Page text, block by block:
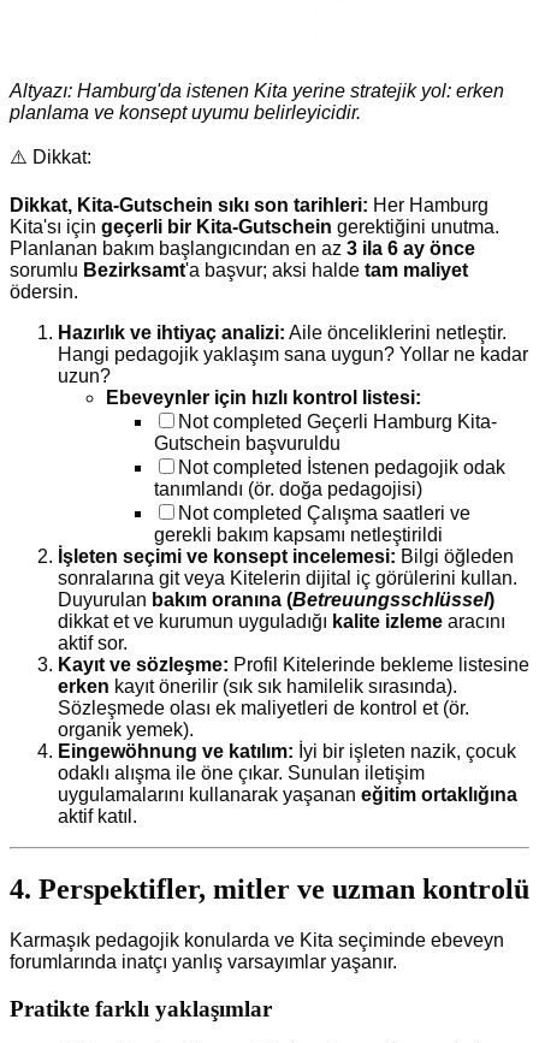
Altyazı: Hamburg'da istenen Kita yerine stratejik yol: erken
planlama ve konsept uyumu belirleyicidir.
⚠️ Dikkat:
Dikkat, Kita-Gutschein sıkı son tarihleri: Her Hamburg
Kita'sı için geçerli bir Kita-Gutschein gerektiğini unutma.
Planlanan bakım başlangıcından en az 3 ila 6 ay önce
sorumlu Bezirksamt'a başvur; aksi halde tam maliyet
ödersin.
Hazırlık ve ihtiyaç analizi: Aile önceliklerini netleştir.
Hangi pedagojik yaklaşım sana uygun? Yollar ne kadar
uzun?
Ebeveynler için hızlı kontrol listesi:
Not completed Geçerli Hamburg Kita-
Gutschein başvuruldu
Not completed İstenen pedagojik odak
tanımlandı (ör. doğa pedagojisi)
Not completed Çalışma saatleri ve
gerekli bakım kapsamı netleştirildi
İşleten seçimi ve konsept incelemesi: Bilgi öğleden
sonralarına git veya Kitelerin dijital iç görülerini kullan.
Duyurulan bakım oranına (Betreuungsschlüssel)
dikkat et ve kurumun uyguladığı kalite izleme aracını
aktif sor.
Kayıt ve sözleşme: Profil Kitelerinde bekleme listesine
erken kayıt önerilir (sık sık hamilelik sırasında).
Sözleşmede olası ek maliyetleri de kontrol et (ör.
organik yemek).
Eingewöhnung ve katılım: İyi bir işleten nazik, çocuk
odaklı alışma ile öne çıkar. Sunulan iletişim
uygulamalarını kullanarak yaşanan eğitim ortaklığına
aktif katıl.
4. Perspektifler, mitler ve uzman kontrolü
Karmaşık pedagojik konularda ve Kita seçiminde ebeveyn
forumlarında inatçı yanlış varsayımlar yaşanır.
Pratikte farklı yaklaşımlar